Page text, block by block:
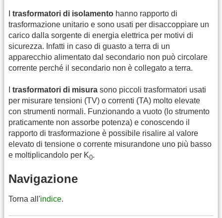
trasformatori di isolamento hanno rapporto di
trasformazione unitario e sono usati per disaccoppiare un
carico dalla sorgente di energia elettrica per motivi di
sicurezza. Infatti in caso di guasto a terra di un
apparecchio alimentato dal secondario non può circolare
corrente perché il secondario non è collegato a terra.
trasformatori di misura sono piccoli trasformatori usati
per misurare tensioni (TV) o correnti (TA) molto elevate
con strumenti normali. Funzionando a vuoto (lo strumento
praticamente non assorbe potenza) e conoscendo il
rapporto di trasformazione è possibile risalire al valore
elevato di tensione o corrente misurandone uno più basso
e moltiplicandolo per K0.
Navigazione
Torna all'indice.